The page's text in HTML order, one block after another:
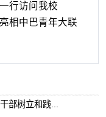
行访问我校
相中巴青年大联
部树立和践...